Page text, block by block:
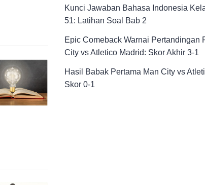
Kunci Jawaban Bahasa Indonesia
51: Latihan Soal Bab 2
Epic Comeback Warnai Pertandingan
City vs Atletico Madrid: Skor Akhir 3-1
Hasil Babak Pertama Man City vs
Skor 0-1